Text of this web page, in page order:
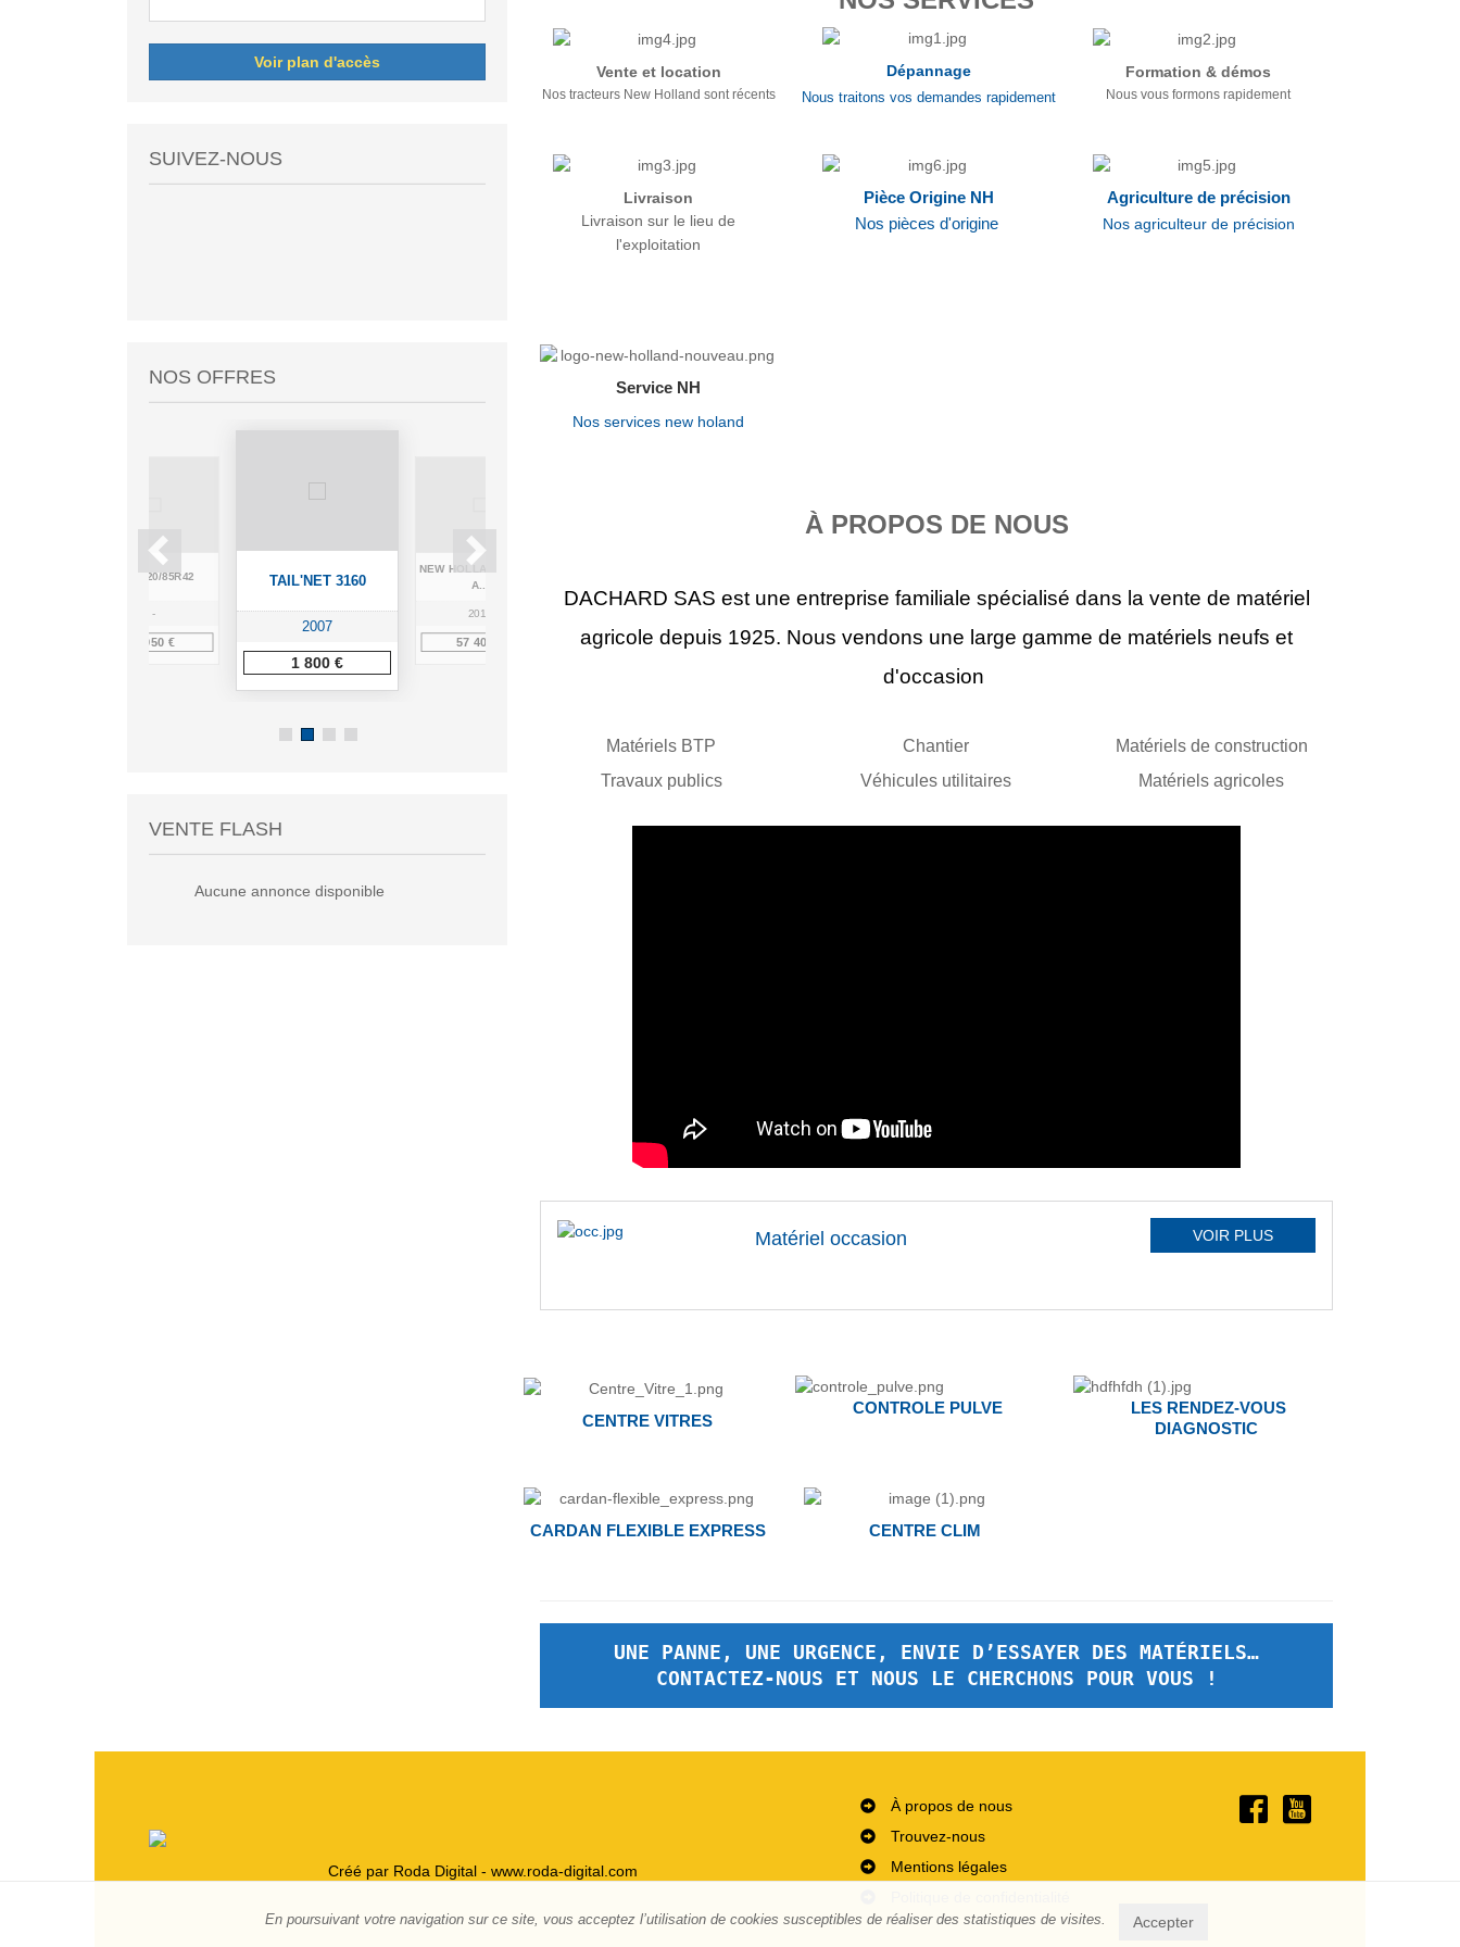
En poursuivant votre navigation sur ce site, vous acceptez l’utilisation de cookies susceptibles de réaliser des statistiques de visites. Accepter
Vente et location
Nos tracteurs New Holland sont récents
Dépannage
Nous traitons vos demandes rapidement
Formation & démos
Nous vous formons rapidement
Livraison
Livraison sur le lieu de
l'exploitation
Pièce Origine NH
Nos pièces d'origine
Agriculture de précision
Nos agriculteur de précision
Service NH
Nos services new holand
À PROPOS DE NOUS
DACHARD SAS est une entreprise familiale spécialisé dans la vente de matériel
agricole depuis 1925. Nous vendons une large gamme de matériels neufs et
d'occasion
Matériels BTP
Travaux publics
Chantier
Véhicules utilitaires
Matériels de construction
Matériels agricoles
Matériel occasion VOIR PLUS
CENTRE VITRES
CONTROLE PULVE
LES RENDEZ-VOUS
DIAGNOSTIC
CARDAN FLEXIBLE EXPRESS CENTRE CLIM
UNE PANNE, UNE URGENCE, ENVIE D’ESSAYER DES MATÉRIELS…
CONTACTEZ-NOUS ET NOUS LE CHERCHONS POUR VOUS !
Voir plan d'accès
SUIVEZ-NOUS
NOS OFFRES
BKT 520/85R42
-
1 950 €
TAIL'NET 3160
2007
1 800 €
NEW HOLLAND T7.190
A...
2019
57 400 € 56 000 € 1 950 € 1 800 €
VENTE FLASH
Aucune annonce disponible
Créé par Roda Digital - www.roda-digital.com
À propos de nous
Trouvez-nous
Mentions légales